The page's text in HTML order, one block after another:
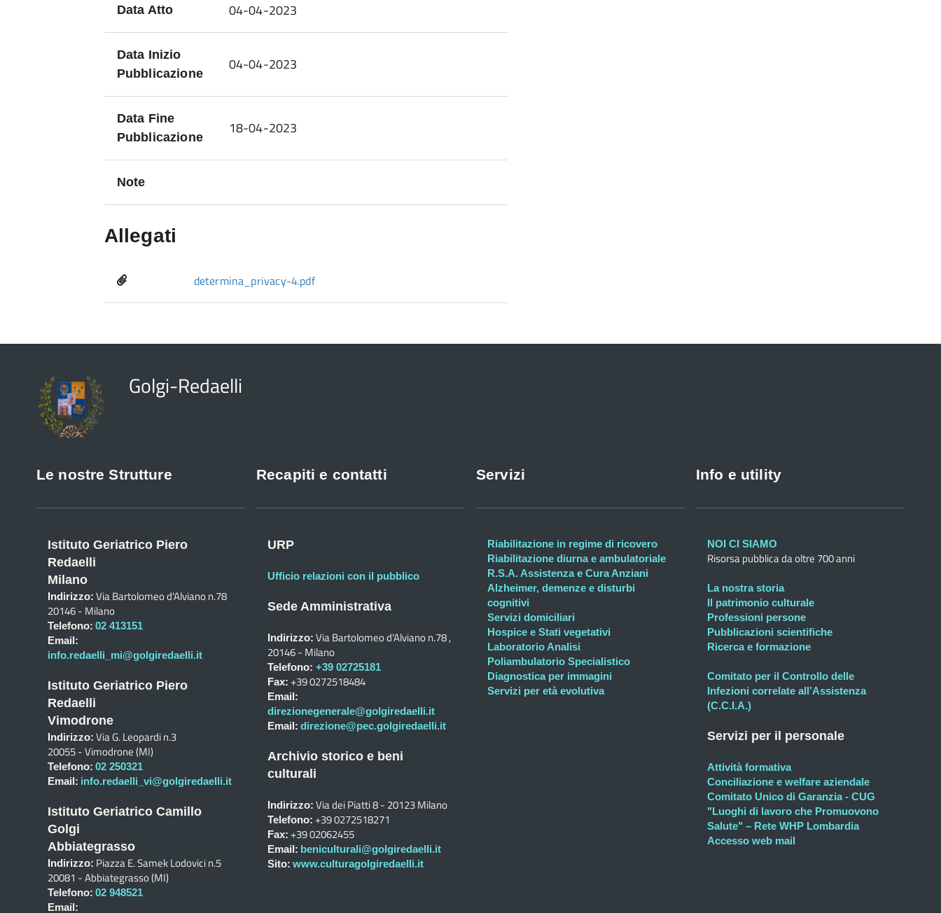
Data Atto 04-04-2023
Data Inizio
Pubblicazione
04-04-2023
Data Fine
Pubblicazione
18-04-2023
Note
Allegati
determina_privacy-4.pdf
Golgi-Redaelli
Le nostre Strutture
Istituto Geriatrico Piero
Redaelli
Milano
Indirizzo: Via Bartolomeo d'Alviano n.78
20146 - Milano
Telefono: 02 413151
Email:
info.redaelli_mi@golgiredaelli.it
Istituto Geriatrico Piero
Redaelli
Vimodrone
Indirizzo: Via G. Leopardi n.3
20055 - Vimodrone (MI)
Telefono: 02 250321
Email: info.redaelli_vi@golgiredaelli.it
Istituto Geriatrico Camillo
Golgi
Abbiategrasso
Indirizzo: Piazza E. Samek Lodovici n.5
20081 - Abbiategrasso (MI)
Telefono: 02 948521
Email:
Recapiti e contatti
URP
Ufficio relazioni con il pubblico
Sede Amministrativa
Indirizzo: Via Bartolomeo d'Alviano n.78 ,
20146 - Milano
Telefono: +39 02725181
Fax: +39 0272518484
Email:
direzionegenerale@golgiredaelli.it
Email: direzione@pec.golgiredaelli.it
Archivio storico e beni
culturali
Indirizzo: Via dei Piatti 8 - 20123 Milano
Telefono: +39 0272518271
Fax: +39 02062455
Email: beniculturali@golgiredaelli.it
Sito: www.culturagolgiredaelli.it
Servizi
Riabilitazione in regime di ricovero
Riabilitazione diurna e ambulatoriale
R.S.A. Assistenza e Cura Anziani
Alzheimer, demenze e disturbi
cognitivi
Servizi domiciliari
Hospice e Stati vegetativi
Laboratorio Analisi
Poliambulatorio Specialistico
Diagnostica per immagini
Servizi per età evolutiva
Info e utility
NOI CI SIAMO
Risorsa pubblica da oltre 700 anni
La nostra storia
Il patrimonio culturale
Professioni persone
Pubblicazioni scientifiche
Ricerca e formazione
Comitato per il Controllo delle
Infezioni correlate all’Assistenza
(C.C.I.A.)
Servizi per il personale
Attività formativa
Conciliazione e welfare aziendale
Comitato Unico di Garanzia - CUG
"Luoghi di lavoro che Promuovono
Salute" – Rete WHP Lombardia
Accesso web mail